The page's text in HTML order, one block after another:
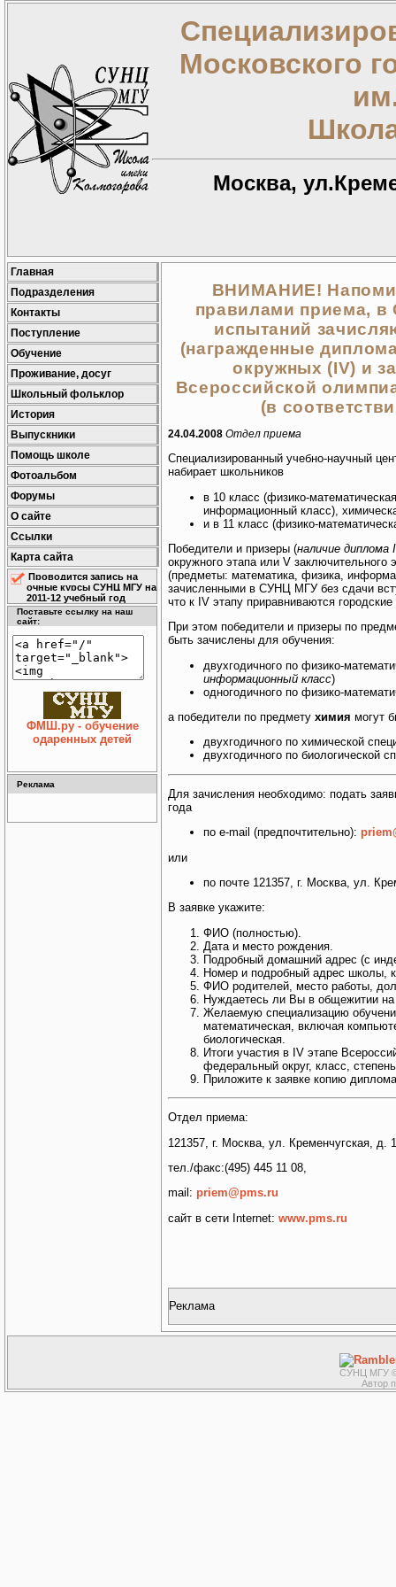
Московского
Москва,
Главная
Подразделения
Контакты
Поступление
Обучение
Проживание, досуг
Школьный фольклор
История
Выпускники
Помощь школе
Фотоальбом
Форумы
О сайте
Ссылки
Карта сайта
Проводится запись на
очные курсы СУНЦ МГУ на
2011-12 учебный год
Поставьте ссылку на наш
сайт:
ФМШ.ру - обучение
одаренных детей
Реклама
ВНИМАНИЕ!
правилами приема, в
испытаний
(награжденные
окружных (IV) и
Всероссийской
(в
24.04.2008 Отдел приема
Специализированный учебно-научный
набирает школьников
в 10 класс (физико-
информационный класс),
и в 11 класс (физико-
Победители и призеры (наличие диплома
окружного этапа или V
(предметы: математика, физика,
зачисленными в СУНЦ МГУ без сдачи
что к IV этапу приравниваются
При этом победители и призеры по
быть зачислены для обучения:
двухгодичного по физико-
информационный класс)
одногодичного по физико-
а победители по предмету химия могут
двухгодичного по химической
двухгодичного по биологической
Для зачисления необходимо: подать
года
по e-mail (предпочтительно):
или
по почте 121357, г. Москва, ул.
В заявке укажите:
ФИО (полностью).
Дата и место рождения.
Подробный домашний адрес (с
Номер и подробный адрес школы,
ФИО родителей, место работы,
Нуждаетесь ли Вы в общежитии на
Желаемую специализацию
математическая, включая
биологическая.
Итоги участия в IV этапе
федеральный округ, класс,
Приложите к заявке копию
Отдел приема:
121357, г. Москва, ул. Кременчугская, д.
тел./факс:(495) 445 11 08,
mail: priem@pms.ru
сайт в сети Internet: www.pms.ru
Реклама
СУНЦ МГУ ©
Автор